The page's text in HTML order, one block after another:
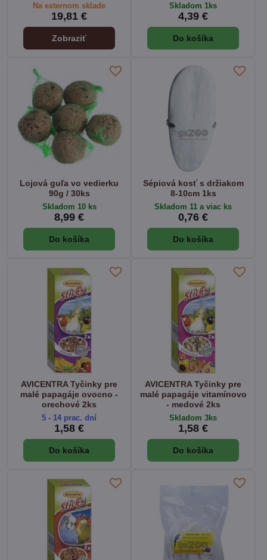
Na externom sklade
19,81 €
Zobraziť
Skladom 1ks
4,39 €
Do košíka
Lojová guľa vo vedierku
90g / 30ks
Skladom 10 ks
8,99 €
Do košíka
Sépiová kosť s držiakom
8-10cm 1ks
Skladom 11 a viac ks
0,76 €
Do košíka
AVICENTRA Tyčinky pre
malé papagáje ovocno -
orechové 2ks
5 - 14 prac. dní
1,58 €
Do košíka
AVICENTRA Tyčinky pre
malé papagáje vitamínovo
- medové 2ks
Skladom 3ks
1,58 €
Do košíka